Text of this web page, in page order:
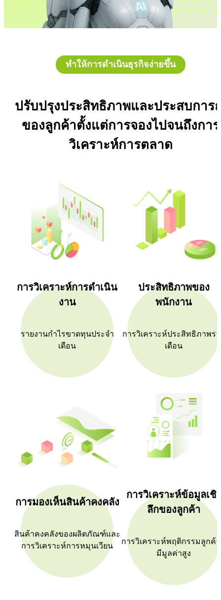
ทำให้การดำเนินธุรกิจง่ายขึ้น
ปรับปรุงประสิทธิภาพและประสบการ
ของลูกค้าตั้งแต่การจองไปจนถึงการ
วิเคราะห์การตลาด
การวิเคราะห์การดำเนิน
งาน
รายงานกำไรขาดทุนประจำ
เดือน
ประสิทธิภาพของ
พนักงาน
การวิเคราะห์ประสิทธิภาพร
เดือน
การมองเห็นสินค้าคงคลัง
สินค้าคงคลังของผลิตภัณฑ์และ
การวิเคราะห์การหมุนเวียน
การวิเคราะห์ข้อมูลเชิง
ลึกของลูกค้า
การวิเคราะห์พฤติกรรมลูกค้
มีมูลค่าสูง